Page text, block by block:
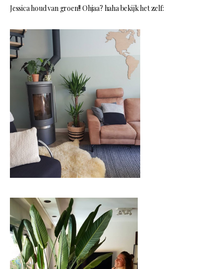
Jessica houd van groen!! Ohjaa? haha bekijk het zelf: